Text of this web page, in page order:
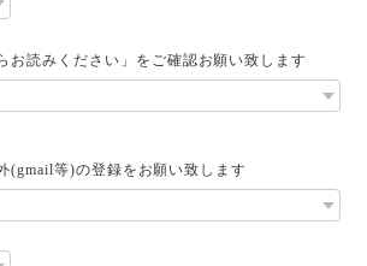
お読みください」をご確認お願い致します
(gmail等)の登録をお願い致します